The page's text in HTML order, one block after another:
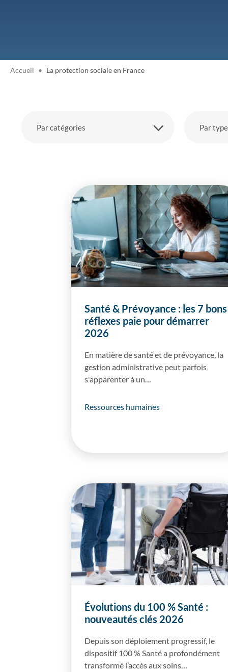
Accueil La protection sociale en France
Santé & Prévoyance : les 7 bons
réflexes paie pour démarrer
2026
En matière de santé et de prévoyance, la
gestion administrative peut parfois
s'apparenter à un…
Ressources humaines
Évolutions du 100 % Santé :
nouveautés clés 2026
Depuis son déploiement progressif, le
dispositif 100 % Santé a profondément
transformé l’accès aux soins…